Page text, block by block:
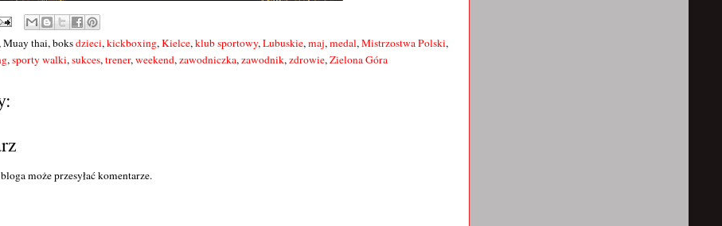
thai, boksdzieci,kickboxing,Kielce,klub sportowy,Lubuskie,maj,medal,Mistrzostwa Polski,
,sporty walki,sukces,trener,weekend,zawodniczka,zawodnik,zdrowie,Zielona Góra
może przesyłać komentarze.